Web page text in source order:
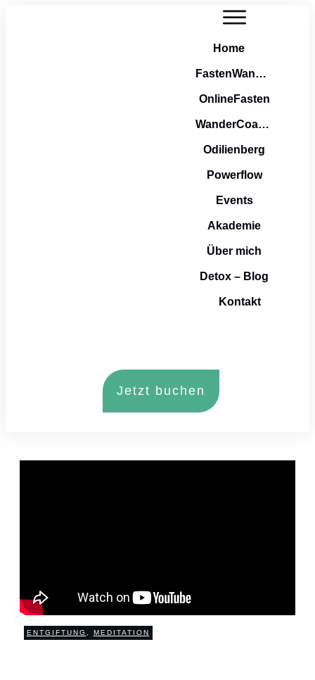
Home
FastenWandern
OnlineFasten
WanderCoaching
Odilienberg
Powerflow
Events
Akademie
Über mich
Detox – Blog
Kontakt
Jetzt buchen
ENTGIFTUNG MEDITATION